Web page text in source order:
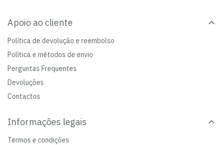
Apoio ao cliente
Política de devolução e reembolso
Política e métodos de envio
Perguntas Frequentes
Devoluções
Contactos
Informações legais
Termos e condições